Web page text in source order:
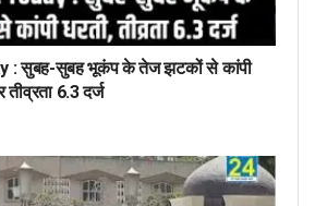
: सुबह-सुबह भूकंप के तेज झटकों से कांपी
6.3 दर्ज